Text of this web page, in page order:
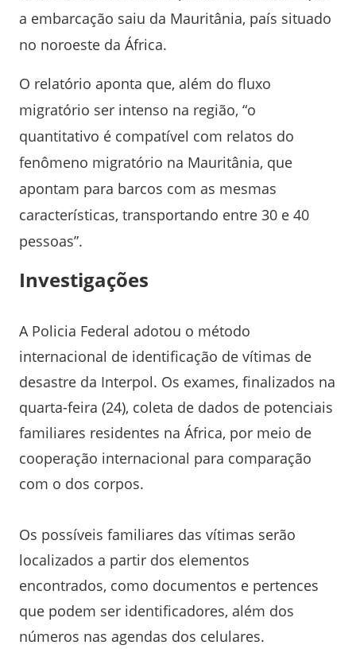
a embarcação saiu da Mauritânia, país situado
no noroeste da África.
O relatório aponta que, além do fluxo
migratório ser intenso na região, “o
quantitativo é compatível com relatos do
fenômeno migratório na Mauritânia, que
apontam para barcos com as mesmas
características, transportando entre 30 e 40
pessoas”.
Investigações
A Policia Federal adotou o método
internacional de identificação de vítimas de
desastre da Interpol. Os exames, finalizados na
quarta-feira (24), coleta de dados de potenciais
familiares residentes na África, por meio de
cooperação internacional para comparação
com o dos corpos.
Os possíveis familiares das vítimas serão
localizados a partir dos elementos
encontrados, como documentos e pertences
que podem ser identificadores, além dos
números nas agendas dos celulares.